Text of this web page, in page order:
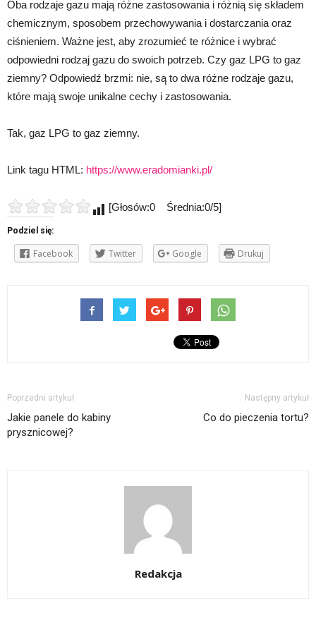
Oba rodzaje gazu mają różne zastosowania i różnią się składem
chemicznym, sposobem przechowywania i dostarczania oraz
ciśnieniem. Ważne jest, aby zrozumieć te różnice i wybrać
odpowiedni rodzaj gazu do swoich potrzeb. Czy gaz LPG to gaz
ziemny? Odpowiedź brzmi: nie, są to dwa różne rodzaje gazu,
które mają swoje unikalne cechy i zastosowania.
Tak, gaz LPG to gaz ziemny.
Link tagu HTML: https://www.eradomianki.pl/
[Głosów:0 Średnia:0/5]
Podziel się:
Facebook Twitter Google Drukuj
Poprzedni artykuł
Jakie panele do kabiny
prysznicowej?
Następny artykuł
Co do pieczenia tortu?
Redakcja